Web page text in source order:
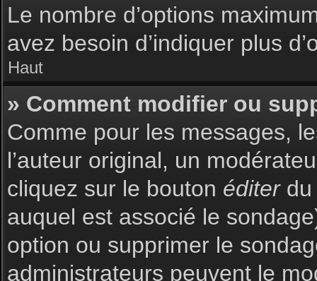
Le nombre d’options
avez besoin d’indiquer plus
Haut
» Comment modifier ou
Comme pour les messages,
l’auteur original, un
cliquez sur le bouton éditerdu
auquel est associé le
option ou supprimer le
administrateurs peuvent le